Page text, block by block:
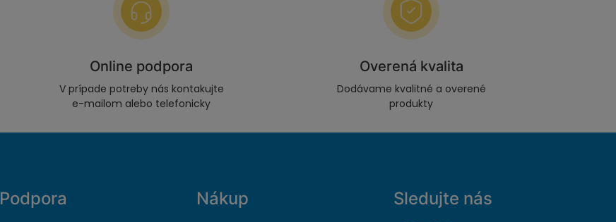
Online podpora
V prípade potreby nás kontakujte
e-mailom alebo telefonicky
Overená kvalita
Dodávame kvalitné a overené
produkty
Podpora Nákup Sledujte nás